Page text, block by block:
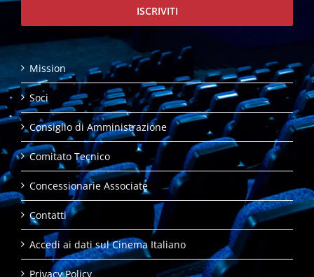
ISCRIVITI
Mission
Soci
Consiglio di Amministrazione
Comitato Tecnico
Concessionarie Associate
Contatti
Accedi ai dati sul Cinema Italiano
Privacy Policy